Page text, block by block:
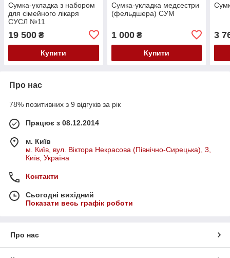
Сумка-укладка з набором
для сімейного лікаря
СУСЛ №11
19 500 ₴
Купити
Сумка-укладка медсестри
(фельдшера) СУМ
1 000₴
Купити
3
Про нас
78% позитивних з 9 відгуків за рік
Працює з 08.12.2014
м. Київ
м. Київ, вул. Віктора Некрасова (Північно-Сирецька), 3,
Київ, Україна
Контакти
Сьогодні вихідний
Показати весь графік роботи
Про нас